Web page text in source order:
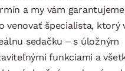
a my vám
venovať špecialista, ktorý
sedačku – s úložným
funkciami a